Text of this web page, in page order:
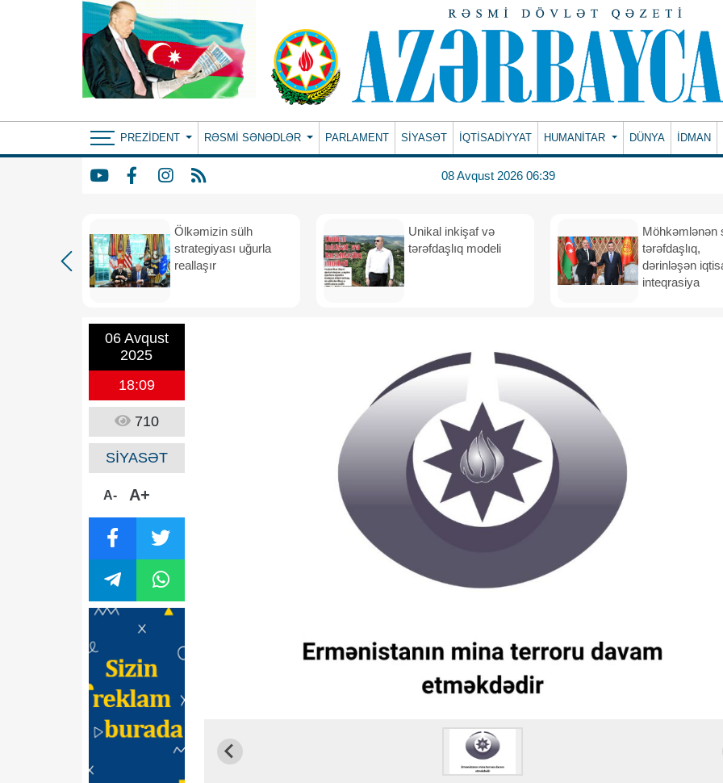
PREZIDENT RƏSMI SƏNƏDLƏR PARLAMENT SİYASƏT İQTİSADİYYAT HUMANITAR DÜNYA İDMAN
08 Avqust 2026 06:39
Ölkəmizin sülh
strategiyası uğurla
reallaşır
Unikal inkişaf və
tərəfdaşlıq modeli
Möhkəmlənən
tərəfdaşlıq,
dərinləşən
inteqrasiya
06 Avqust
2025
18:09
710
SİYASƏT
A- A+